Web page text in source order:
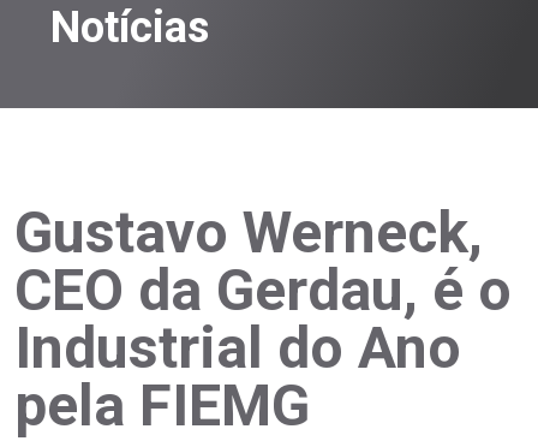
Notícias
Gustavo Werneck,
CEO da Gerdau, é o
Industrial do Ano
pela FIEMG